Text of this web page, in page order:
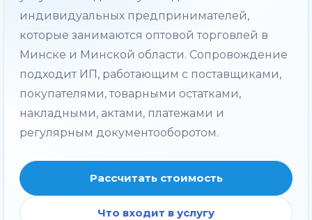
индивидуальных предпринимателей,
которые занимаются оптовой торговлей в
Минске и Минской области. Сопровождение
подходит ИП, работающим с поставщиками,
покупателями, товарными остатками,
накладными, актами, платежами и
регулярным документооборотом.
Рассчитать стоимость
Что входит в услугу